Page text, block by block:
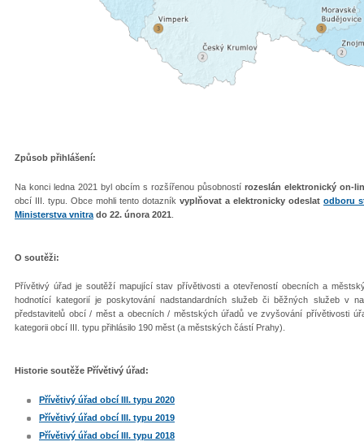
Způsob přihlášení:
Na konci ledna 2021 byl obcím s rozšířenou působností rozeslán elektronický on-
obcí III. typu. Obce mohli tento dotazník vyplňovat a elektronicky odeslat odboru
Ministerstva vnitra do 22. února 2021
O soutěži:
Přívětivý úřad je soutěží mapující stav přívětivosti a otevřeností obecních a
hodnotící kategorií je poskytování nadstandardních služeb či běžných služeb v
představitelů obcí / měst a obecních / městských úřadů ve zvyšování přívětivosti
kategorii obcí III. typu přihlásilo 190 měst (a městských částí Prahy).
Historie soutěže Přívětivý úřad:
Přívětivý úřad obcí III. typu 2020
Přívětivý úřad obcí III. typu 2019
Přívětivý úřad obcí III. typu 2018